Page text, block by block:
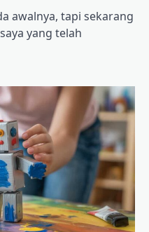
awalnya, tapi sekarang
yang telah